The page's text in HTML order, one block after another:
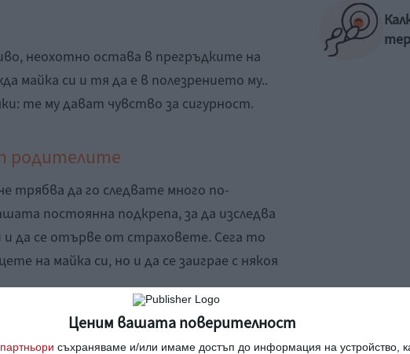
Ценим вашата поверителност
партньори съхраняваме и/или имаме достъп до информация на устройство,
неохотно остава в прегръдките на
майка си и тя да е в полезрението му..
те му дават чувство за сигурност.
родителите
трябва да го следвате много по-
постоянна подкрепа, за да изследва
да се отърве от страховете. Сега то
на майка си, но и да се заиграе с някоя